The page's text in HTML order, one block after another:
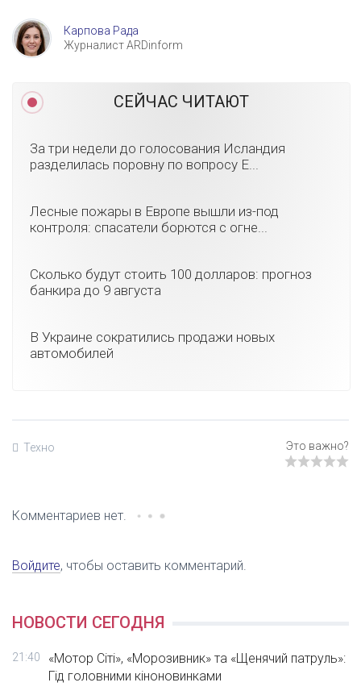
Карпова Рада
Журналист ARDinform
СЕЙЧАС ЧИТАЮТ
За три недели до голосования Исландия
разделилась поровну по вопросу Е...
Лесные пожары в Европе вышли из-под
контроля: спасатели борются с огне...
Сколько будут стоить 100 долларов: прогноз
банкира до 9 августа
В Украине сократились продажи новых
автомобилей
Техно
Комментариев нет.
Войдите, чтобы оставить комментарий.
НОВОСТИ СЕГОДНЯ
21:40
«Мотор Сіті», «Морозивник» та «Щенячий патруль»:
Гід головними кіноновинками